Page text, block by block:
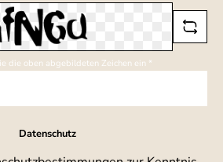
die oben abgebildeten Zeichen ein *
Datenschutz